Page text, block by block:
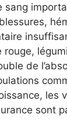
sang
rouge,
de
les
sont